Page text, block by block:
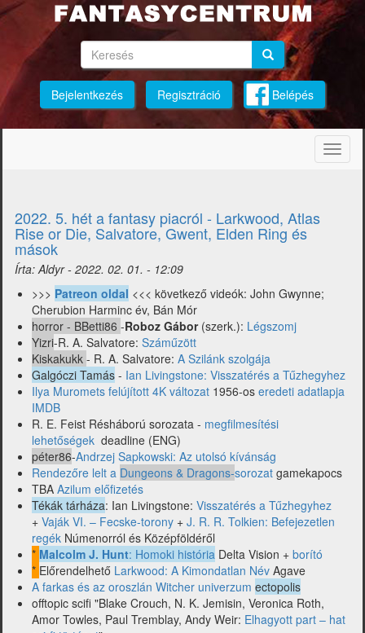
Ugrás
tartalomra
Keresés Keresés
Bejelentkezés Regisztráció Belépés
2022. 5. hét a fantasy piacról - Larkwood, Atlas
Rise or Die, Salvatore, Gwent, Elden Ring és
mások
Írta:Aldyr- 2022. 02. 01. - 12:09
>>> Patreon oldal <<< következő videók: John Gwynne;
Cherubion Harminc év, Bán Mór
horror - BBetti86 -Roboz Gábor(szerk.): Légszomj
Yizri-R. A. Salvatore: Száműzött
Kiskakukk - R. A. Salvatore: A Szilánk szolgája
Galgóczi Tamás - Ian Livingstone: Visszatérés a Tűzhegyhez
Ilya Muromets felújított 4K változat 1956-os eredeti adatlapja
IMDB
R. E. Feist Résháború sorozata - megfilmesítési
lehetőségek deadline (ENG)
péter86-Andrzej Sapkowski: Az utolsó kívánság
Rendezőre lelt a Dungeons & Dragons-sorozat gamekapocs
TBA Azilum előfizetés
Tékák tárháza: Ian Livingstone: Visszatérés a Tűzhegyhez
+ Vaják VI. – Fecske-torony + J. R. R. Tolkien: Befejezetlen
regék Númenorról és Középföldéről
* Malcolm J. Hunt: Homoki história Delta Vision + borító
* Előrendelhető Larkwood: A Kimondatlan Név Agave
A farkas és az oroszlán Witcher univerzum ectopolis
offtopic scifi "Blake Crouch, N. K. Jemisin, Veronica Roth,
Amor Towles, Paul Tremblay, Andy Weir: Elhagyott part – hat